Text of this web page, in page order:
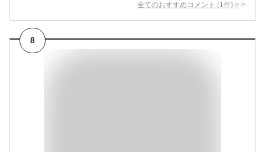
全てのおすすめコメント (1 件) >
8